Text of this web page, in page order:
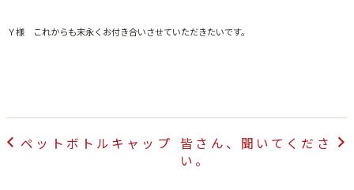
Ｙ様 これからも末永くお付き合いさせていただきたいです。
投 ペットボトルキャップ 皆さん、聞いてくださ
い。